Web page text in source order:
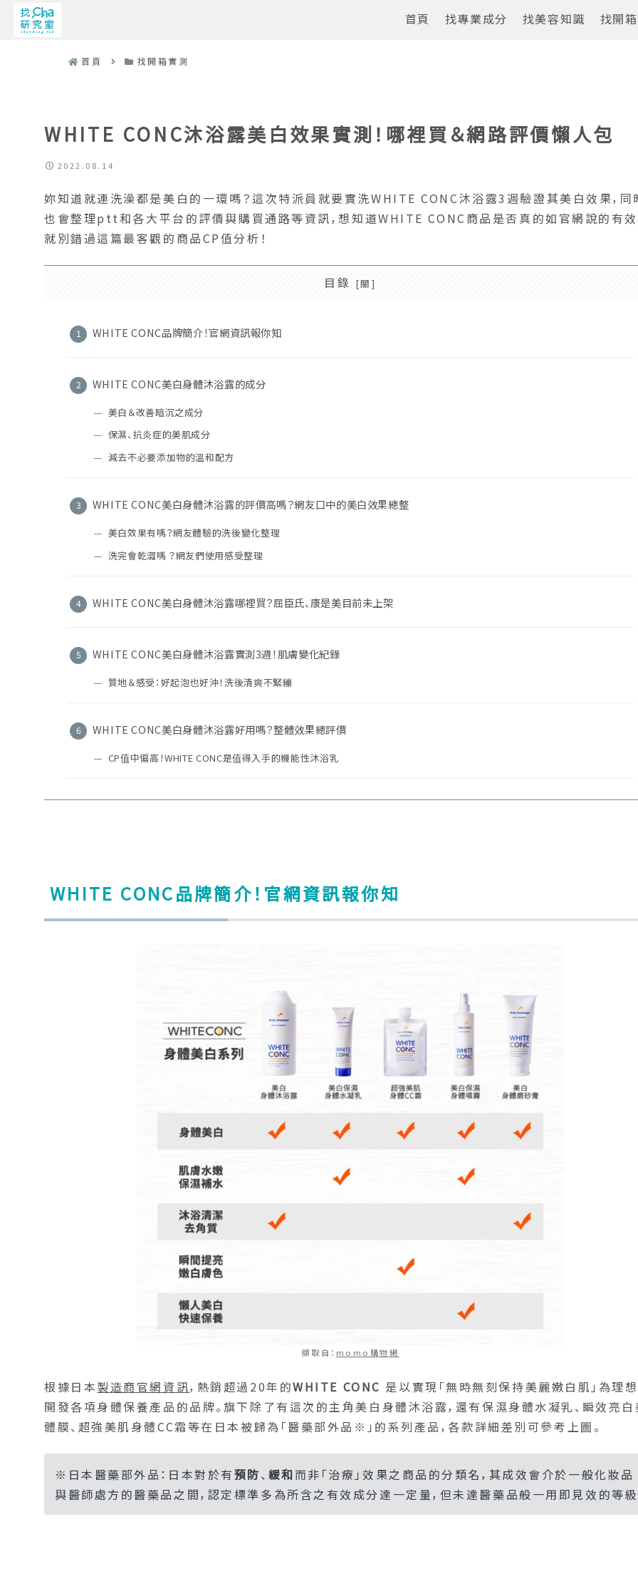
首頁 找專業成分 找美容知識 找開
首頁 找開箱實測
WHITE CONC沐浴露美白效果實測！哪裡買＆網路評價懶人包
2022.08.14
妳知道就連洗澡都是美白的一環嗎？這次特派員就要實洗WHITE CONC沐浴露3週驗證其美白效果，同
也會整理ptt和各大平台的評價與購買通路等資訊，想知道WHITE CONC商品是否真的如官網說的有效
就別錯過這篇最客觀的商品CP值分析！
目錄
WHITE CONC品牌簡介！官網資訊報你知
WHITE CONC美白身體沐浴露的成分
美白＆改善暗沉之成分
保濕、抗炎症的美肌成分
減去不必要添加物的溫和配方
WHITE CONC美白身體沐浴露的評價高嗎？網友口中的美白效果總整
美白效果有嗎？網友體驗的洗後變化整理
洗完會乾澀嗎 ？網友們使用感受整理
WHITE CONC美白身體沐浴露哪裡買？屈臣氏、康是美目前未上架
WHITE CONC美白身體沐浴露實測3週！肌膚變化紀錄
質地＆感受：好起泡也好沖！洗後清爽不緊繃
WHITE CONC美白身體沐浴露好用嗎？整體效果總評價
CP值中偏高！WHITE CONC是值得入手的機能性沐浴乳
WHITE CONC品牌簡介！官網資訊報你知
擷取自： momo購物網
根據日本製造商官網資訊，熱銷超過20年的WHITE CONC 是以實現「無時無刻保持美麗嫩白肌」為理想
開發各項身體保養產品的品牌。旗下除了有這次的主角美白身體沐浴露，還有保濕身體水凝乳、瞬效亮
體膜、超強美肌身體CC霜等在日本被歸為「醫藥部外品※」的系列產品，各款詳細差別可參考上圖。
※日本醫藥部外品：日本對於有預防、 緩和而非「治療」效果之商品的分類名，其成效會介於一般化妝品
與醫師處方的醫藥品之間，認定標準多為所含之有效成分達一定量，但未達醫藥品般一用即見效的等級